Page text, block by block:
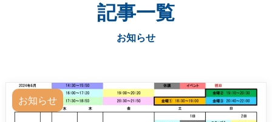
記事一覧
お知らせ
お知らせ